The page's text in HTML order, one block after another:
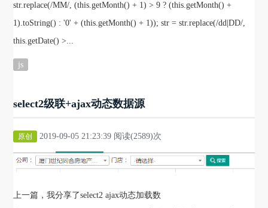
str.replace(/MM/, (this.getMonth() + 1) > 9 ? (this.getMonth() +
1).toString() : '0' + (this.getMonth() + 1)); str = str.replace(/dd|DD/,
this.getDate() >...
js
select2级联+ajax动态数据源
原创 2019-09-05 21:23:39 阅读(2589)次
上一篇，我分享了select2 ajax动态加载数